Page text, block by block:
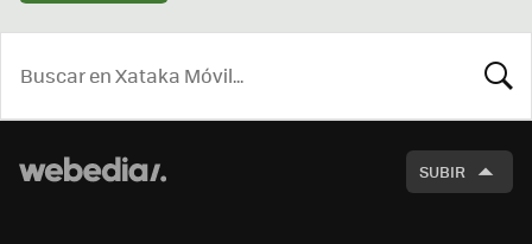
SUBIR